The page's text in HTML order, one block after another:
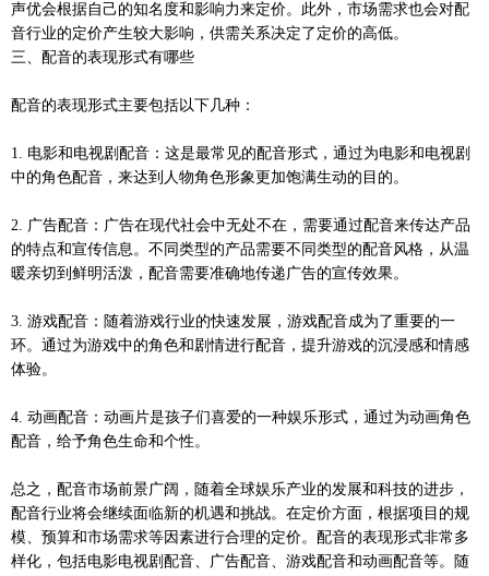
声优会根据自己的知名度和影响力来定价。此外，市场需求也会对配
音行业的定价产生较大影响，供需关系决定了定价的高低。
三、配音的表现形式有哪些
配音的表现形式主要包括以下几种：
1. 电影和电视剧配音：这是最常见的配音形式，通过为电影和电视剧
中的角色配音，来达到人物角色形象更加饱满生动的目的。
2. 广告配音：广告在现代社会中无处不在，需要通过配音来传达产品
的特点和宣传信息。不同类型的产品需要不同类型的配音风格，从温
暖亲切到鲜明活泼，配音需要准确地传递广告的宣传效果。
3. 游戏配音：随着游戏行业的快速发展，游戏配音成为了重要的一
环。通过为游戏中的角色和剧情进行配音，提升游戏的沉浸感和情感
体验。
4. 动画配音：动画片是孩子们喜爱的一种娱乐形式，通过为动画角色
配音，给予角色生命和个性。
总之，配音市场前景广阔，随着全球娱乐产业的发展和科技的进步，
配音行业将会继续面临新的机遇和挑战。在定价方面，根据项目的规
模、预算和市场需求等因素进行合理的定价。配音的表现形式非常多
样化，包括电影电视剧配音、广告配音、游戏配音和动画配音等。随